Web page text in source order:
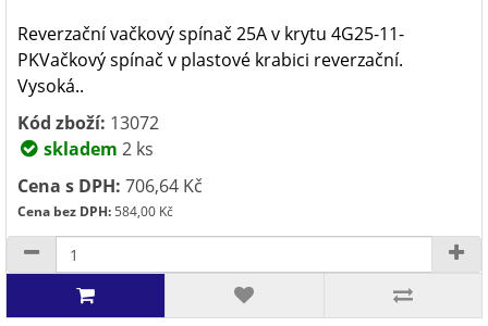
Reverzační vačkový spínač 25A v krytu 4G25-11-
PKVačkový spínač v plastové krabici reverzační.
Vysoká..
Kód zboží: 13072
skladem 2 ks
Cena s DPH: 706,64 Kč
Cena bez DPH:584,00 Kč